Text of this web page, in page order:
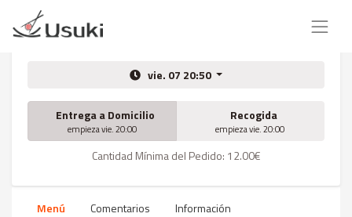
vie. 07 20:50
Entrega a Domicilio
empieza vie. 20:00
Recogida
empieza vie. 20:00
Cantidad Mínima del Pedido: 12.00€
Menú Comentarios Información